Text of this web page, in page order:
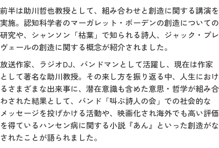
前半は助川哲也教授として、組み合わせと創造に関する講演を
実施。認知科学者のマーガレット・ボーデンの創造についての
研究や、シャンソン「枯葉」で知られる詩人、ジャック・プレ
ヴェールの創造に関する概念が紹介されました。
放送作家、ラジオDJ、バンドマンとして活躍し、現在は作家
として著名な助川教授。その来し方を振り返る中、人生におけ
るさまざまな出来事に、潜在意識も含めた意思・哲学が組み合
わされた結果として、バンド「叫ぶ詩人の会」での社会的な
メッセージを投げかける活動や、映画化され海外でも高い評価
を得ているハンセン病に関する小説『あん』といった創造がな
されたことが語られました。